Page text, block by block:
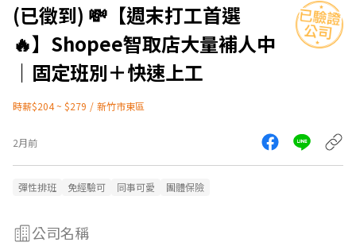
💸【週末打工首選
🔥】Shopee智取店大量補人中
｜固定班別＋快速上工
時薪$204 ~ $279 / 新竹市東區
2月前
彈性排班 免經驗可 同事可愛 團體保險
公司名稱